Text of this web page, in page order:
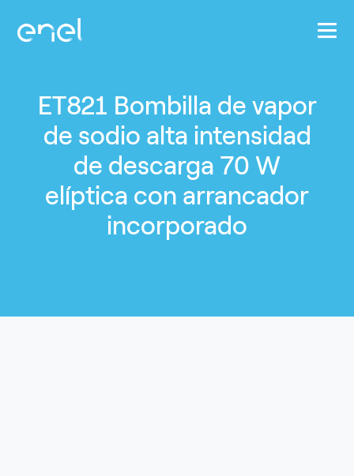
ET821 Bombilla de vapor
de sodio alta intensidad
de descarga 70 W
elíptica con arrancador
incorporado